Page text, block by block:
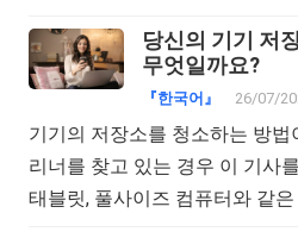
당신의 기기 저
무엇일까요?
『한국어』 26/07/
기기의 저장소를 청소하는 방
리너를 찾고 있는 경우 이 기사
태블릿, 풀사이즈 컴퓨터와 같